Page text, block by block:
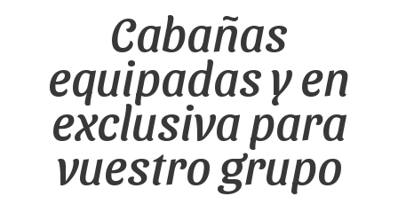
Cabañas
equipadas y en
exclusiva para
vuestro grupo